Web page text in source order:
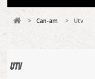
> Can-am > Utv
Utv